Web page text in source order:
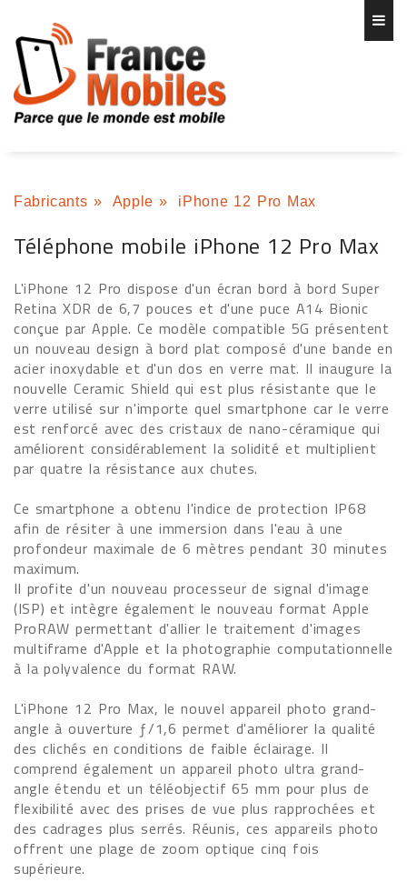
Fabricants » Apple » iPhone 12 Pro Max
Téléphone mobile iPhone 12 Pro Max
L'iPhone 12 Pro dispose d'un écran bord à bord Super
Retina XDR de 6,7 pouces et d'une puce A14 Bionic
conçue par Apple. Ce modèle compatible 5G présentent
un nouveau design à bord plat composé d'une bande en
acier inoxydable et d'un dos en verre mat. Il inaugure la
nouvelle Ceramic Shield qui est plus résistante que le
verre utilisé sur n'importe quel smartphone car le verre
est renforcé avec des cristaux de nano-céramique qui
améliorent considérablement la solidité et multiplient
par quatre la résistance aux chutes.
Ce smartphone a obtenu l'indice de protection IP68
afin de résiter à une immersion dans l'eau à une
profondeur maximale de 6 mètres pendant 30 minutes
maximum.
Il profite d'un nouveau processeur de signal d'image
(ISP) et intègre également le nouveau format Apple
ProRAW permettant d'allier le traitement d'images
multiframe d'Apple et la photographie computationnelle
à la polyvalence du format RAW.
L'iPhone 12 Pro Max, le nouvel appareil photo grand-
angle à ouverture ƒ/1,6 permet d'améliorer la qualité
des clichés en conditions de faible éclairage. Il
comprend également un appareil photo ultra grand-
angle étendu et un téléobjectif 65 mm pour plus de
flexibilité avec des prises de vue plus rapprochées et
des cadrages plus serrés. Réunis, ces appareils photo
offrent une plage de zoom optique cinq fois
supérieure.